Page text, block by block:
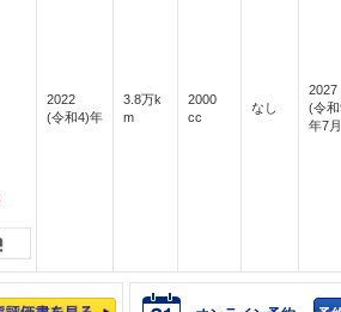
2022
(令和4)年
3.8万k
m
2000
cc
なし
2027
(令和
年7月